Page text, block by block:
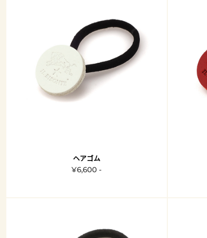
ヘアゴム
¥6,600 -